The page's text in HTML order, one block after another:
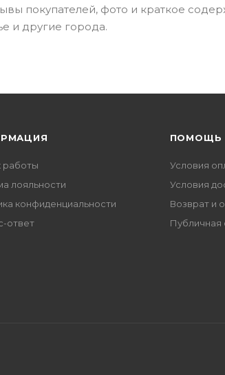
покупателей, фото и краткое
и другие города.
работы
лояльности
конфиденциальности
ответ
ПОМОЩЬ
Условия
Условия
Возврат и
Публичная